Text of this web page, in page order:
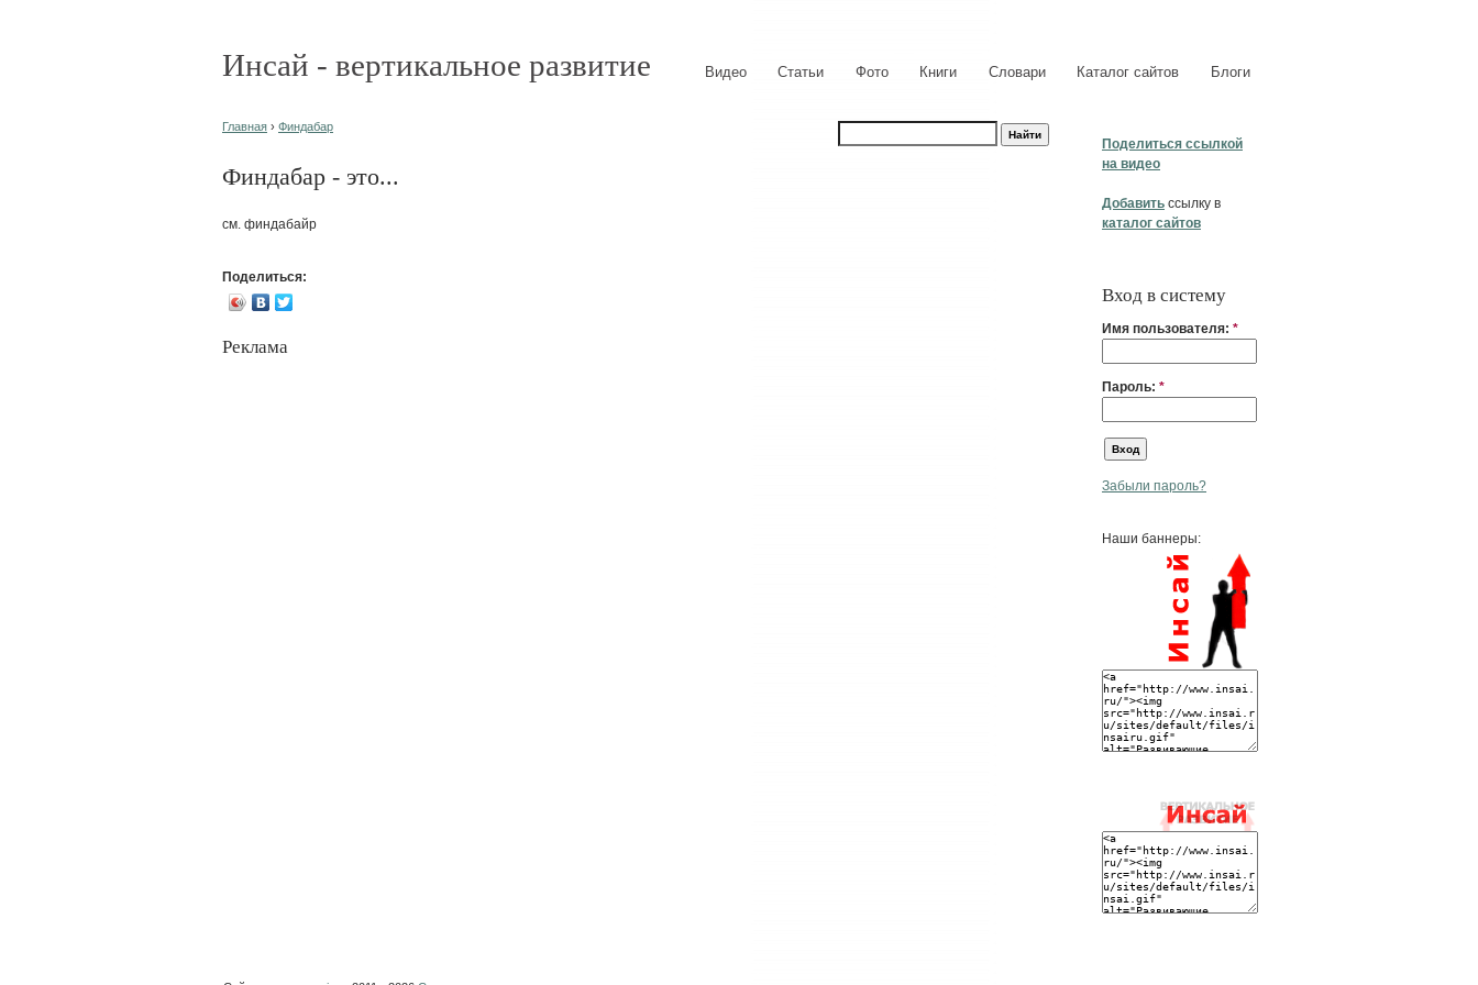
Инсай - вертикальное развитие Видео Статьи Фото Книги Словари Каталог сайтов Блоги
Поделиться ссылкой
на видео
Добавить ссылку в
каталог сайтов
Вход в систему
Имя пользователя: *
Пароль: *
Забыли пароль?
Наши баннеры:
Главная › Финдабар
Финдабар - это...
см. финдабайр
Поделиться:
Реклама